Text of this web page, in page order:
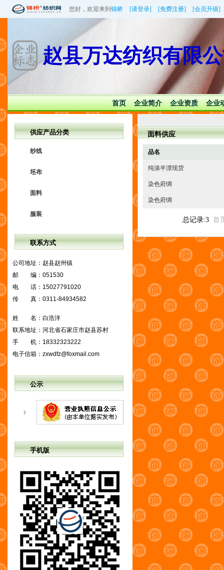
您好，欢迎来到 锦桥 [请登录] [免费注册] [会员升级]
赵县万达纺织有限
首页 | 企业简介 | 企业资质 | 企业
供应产品分类
纱线
坯布
面料
服装
联系方式
公司地址： 赵县赵州镇
邮 编： 051530
电 话： 15027791020
传 真： 0311-84934582
姓 名： 白浩洋
联系地址： 河北省石家庄市赵县苏村
手 机： 18332323222
电子信箱： zxwdfz@foxmail.com
公示
手机版
面料供应
品名
纯涤半漂现货
染色府绸
染色府绸
总记录:3 首